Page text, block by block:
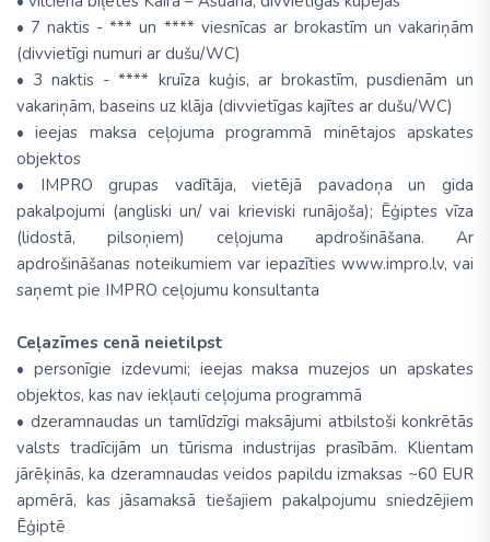
• 7 naktis - *** un **** viesnīcas ar brokastīm un vakariņām
(divvietīgi numuri ar dušu/WC)
• 3 naktis - **** kruīza kuģis, ar brokastīm, pusdienām un
vakariņām, baseins uz klāja (divvietīgas kajītes ar dušu/WC)
• ieejas maksa ceļojuma programmā minētajos apskates
objektos
• IMPRO grupas vadītāja, vietējā pavadoņa un gida
pakalpojumi (angliski un/ vai krieviski runājoša); Ēģiptes vīza
(lidostā, pilsoņiem) ceļojuma apdrošināšana. Ar
apdrošināšanas noteikumiem var iepazīties www.impro.lv, vai
saņemt pie IMPRO ceļojumu konsultanta
Ceļazīmes cenā neietilpst
• personīgie izdevumi; ieejas maksa muzejos un apskates
objektos, kas nav iekļauti ceļojuma programmā
• dzeramnaudas un tamlīdzīgi maksājumi atbilstoši konkrētās
valsts tradīcijām un tūrisma industrijas prasībām. Klientam
jārēķinās, ka dzeramnaudas veidos papildu izmaksas ~60 EUR
apmērā, kas jāsamaksā tiešajiem pakalpojumu sniedzējiem
Ēģiptē